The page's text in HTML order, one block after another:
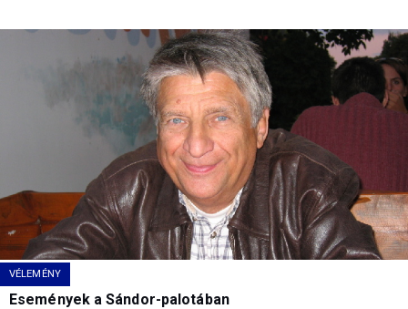
VÉLEMÉNY
Események a Sándor-palotában